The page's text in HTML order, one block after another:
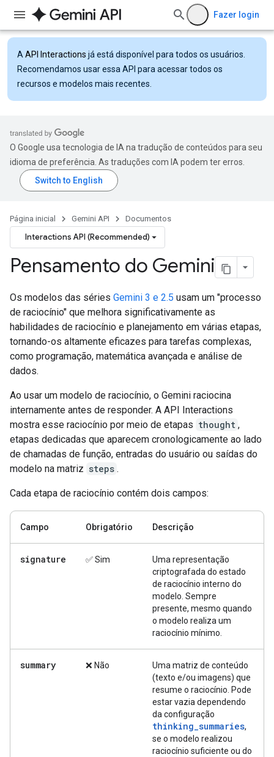
Fazer login
A API Interactions já está disponível para todos os usuários.
Recomendamos usar essa API para acessar todos os
recursos e modelos mais recentes.
O Google usa tecnologia de IA na tradução de conteúdos para seu
idioma de preferência. As traduções com IA podem ter erros.
Página inicial Gemini API Documentos
Interactions API (Recommended)
Pensamento do Gemini
Os modelos das séries Gemini 3 e 2.5 usam um "processo
de raciocínio" que melhora significativamente as
habilidades de raciocínio e planejamento em várias etapas,
tornando-os altamente eficazes para tarefas complexas,
como programação, matemática avançada e análise de
dados.
Ao usar um modelo de raciocínio, o Gemini raciocina
internamente antes de responder. A API Interactions
mostra esse raciocínio por meio de etapas thought ,
etapas dedicadas que aparecem cronologicamente ao lado
de chamadas de função, entradas do usuário ou saídas do
modelo na matriz steps .
Cada etapa de raciocínio contém dois campos:
Campo Obrigatório Descrição
signature ✅ Sim
Uma representação
criptografada do estado
de raciocínio interno do
modelo. Sempre
presente, mesmo quando
o modelo realiza um
raciocínio mínimo.
summary ❌ Não
Uma matriz de conteúdo
(texto e/ou imagens) que
resume o raciocínio. Pode
estar vazia dependendo
da configuração
thinking_summaries,
se o modelo realizou
raciocínio suficiente ou do